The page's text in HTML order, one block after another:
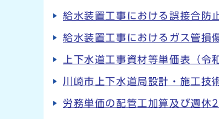
給水装置工事における誤接合防
給水装置工事におけるガス管損
上下水道工事資材等単価表（
川崎市上下水道局設計・施工技
労務単価の配管工加算及び週休